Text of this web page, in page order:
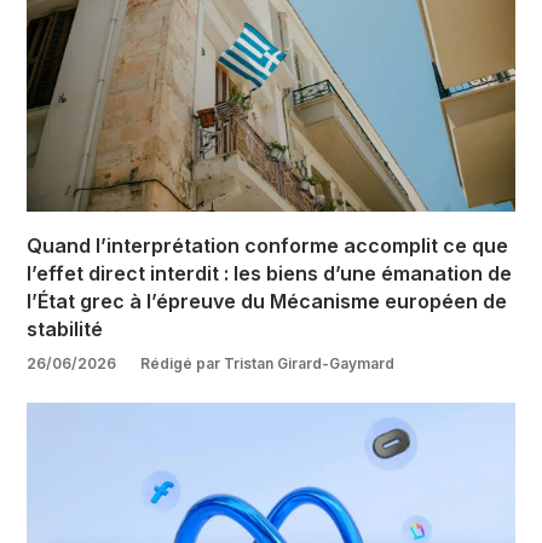
Quand l’interprétation conforme accomplit ce que
l’effet direct interdit : les biens d’une émanation de
l’État grec à l’épreuve du Mécanisme européen de
stabilité
26/06/2026 Rédigé par Tristan Girard-Gaymard